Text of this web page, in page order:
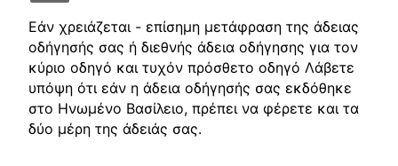
Εάν χρειάζεται - επίσημη μετάφραση της άδειας
οδήγησής σας ή διεθνής άδεια οδήγησης για τον
κύριο οδηγό και τυχόν πρόσθετο οδηγό Λάβετε
υπόψη ότι εάν η άδεια οδήγησής σας εκδόθηκε
στο Ηνωμένο Βασίλειο, πρέπει να φέρετε και τα
δύο μέρη της άδειάς σας.